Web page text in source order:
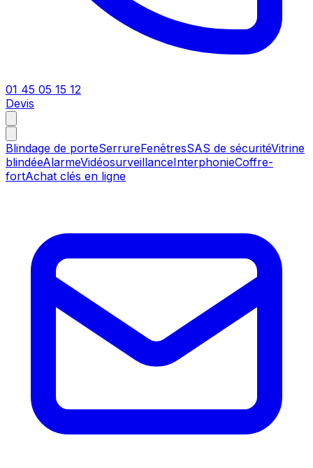
01 45 05 15 12
Devis
Blindage de porteSerrureFenêtresSAS de sécuritéVitrine
blindéeAlarmeVidéosurveillanceInterphonieCoffre-
fortAchat clés en ligne